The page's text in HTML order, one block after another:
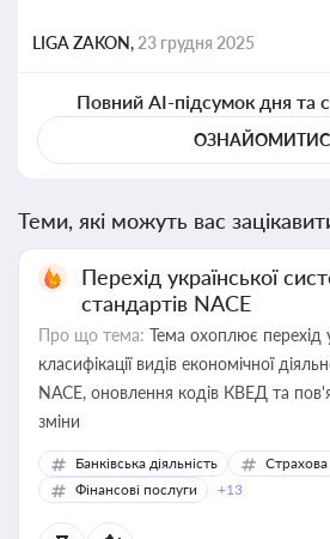
LIGA ZAKON, 23 грудня 2025
Повний AI-підсумок дня та
Теми, які можуть вас
Перехід української
стандартів NACE
Про що тема: Тема охоплює перехід
класифікації видів економічної
NACE, оновлення кодів КВЕД та
зміни
Банківська діяльність
Страхова
Фінансові послуги
+13